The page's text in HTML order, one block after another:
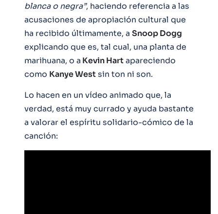
blanca o negra”, haciendo referencia a las
acusaciones de apropiación cultural que
ha recibido últimamente, a Snoop Dogg
explicando que es, tal cual, una planta de
marihuana, o a Kevin Hartapareciendo
como Kanye Westsin ton ni son.
Lo hacen en un vídeo animado que, la
verdad, está muy currado y ayuda bastante
a valorar el espíritu solidario-cómico de la
canción: